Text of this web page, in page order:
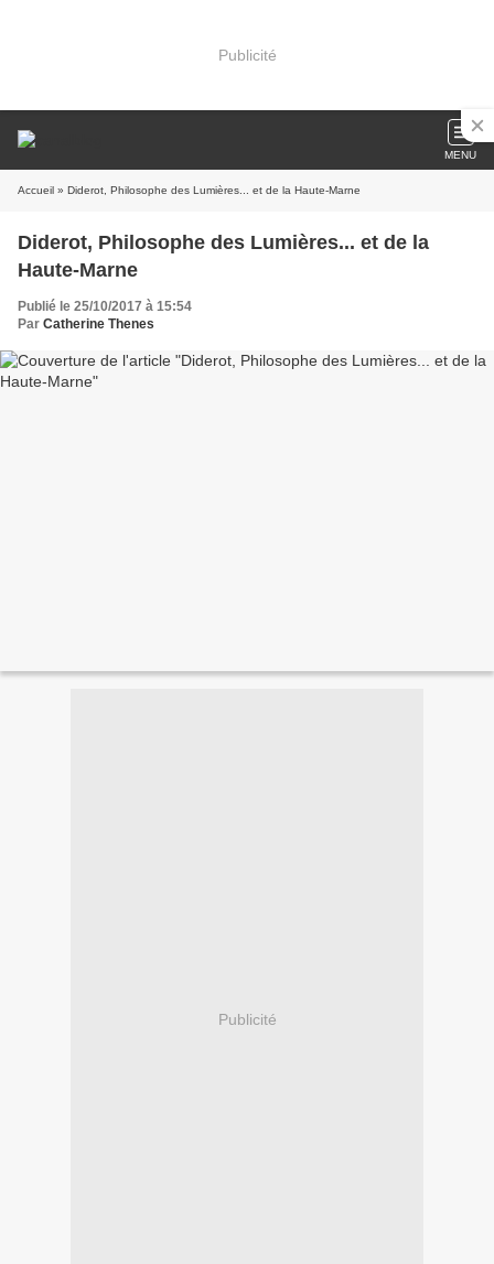
Publicité
MENU
Accueil » Diderot, Philosophe des Lumières... et de la Haute-Marne
Diderot, Philosophe des Lumières... et de la
Haute-Marne
Publié le 25/10/2017 à 15:54
Par Catherine Thenes
Publicité